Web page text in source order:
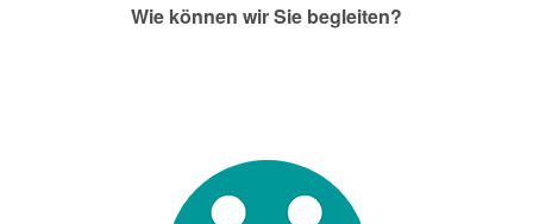
Wie können wir Sie begleiten?